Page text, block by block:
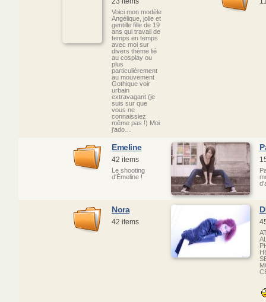
Voici mon modèle
Angélique, jolie et
gentille fille de 19
ans qui travail de
temps en temps
avec moi sur
divers thème lié
au cosplay ou
plus
particulièrement
au mouvement
Gothique voir
urbain
extravagant (je
suis sur que
vous ne
connaissiez
même pas !) Moi
j'ado…
Emeline
42 items
Le shooting
d'Émeline !
Nora
42 items